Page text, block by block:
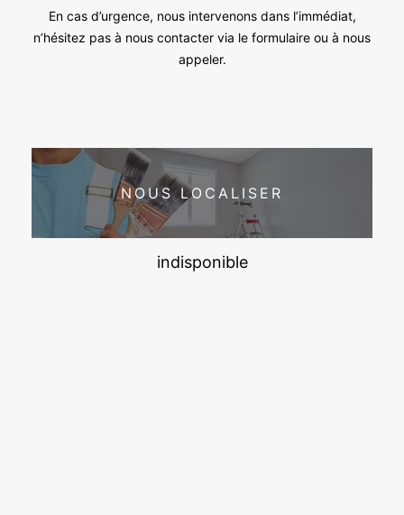
En cas d’urgence, nous intervenons dans l’immédiat,
n’hésitez pas à nous contacter via le formulaire ou à nous
appeler.
NOUS LOCALISER
indisponible